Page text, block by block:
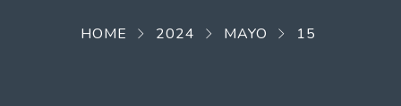
HOME 2024 MAYO 15